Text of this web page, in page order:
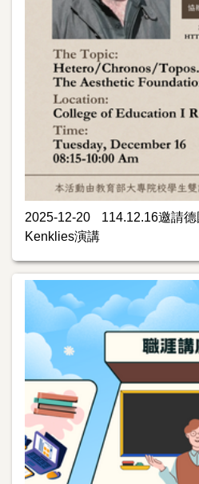
2025-12-20
114.12.16邀請
Kenklies演講